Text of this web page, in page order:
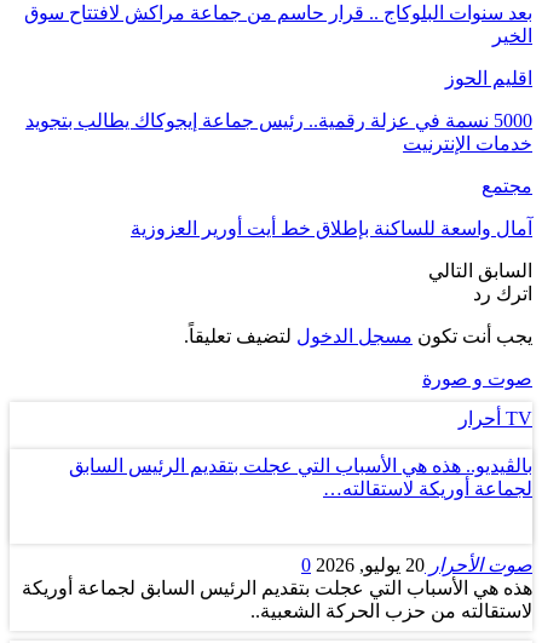
بعد سنوات البلوكاج .. قرار حاسم من جماعة مراكش لافتتاح سوق
الخير
اقليم الحوز
5000 نسمة في عزلة رقمية.. رئيس جماعة إيجوكاك يطالب بتجويد
خدمات الإنترنيت
مجتمع
آمال واسعة للساكنة بإطلاق خط أيت أورير العزوزية
السابق التالي
اترك رد
يجب أنت تكون مسجل الدخول لتضيف تعليقاً.
صوت و صورة
TV أحرار
بالڤيديو.. هذه هي الأسباب التي عجلت بتقديم الرئيس السابق
لجماعة أوريكة لاستقالته…
صوت الأحرار 20 يوليو, 2026
0
هذه هي الأسباب التي عجلت بتقديم الرئيس السابق لجماعة أوريكة
لاستقالته من حزب الحركة الشعبية..